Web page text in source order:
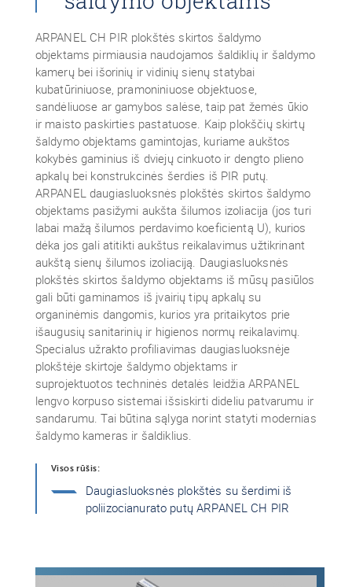
ARPANEL CH PIR plokštės skirtos šaldymo
objektams pirmiausia naudojamos šaldiklių ir šaldymo
kamerų bei išorinių ir vidinių sienų statybai
kubatūriniuose, pramoniniuose objektuose,
sandėliuose ar gamybos salėse, taip pat žemės ūkio
ir maisto paskirties pastatuose. Kaip plokščių skirtų
šaldymo objektams gamintojas, kuriame aukštos
kokybės gaminius iš dviejų cinkuoto ir dengto plieno
apkalų bei konstrukcinės šerdies iš PIR putų.
ARPANEL daugiasluoksnės plokštės skirtos šaldymo
objektams pasižymi aukšta šilumos izoliacija (jos turi
labai mažą šilumos perdavimo koeficientą U), kurios
dėka jos gali atitikti aukštus reikalavimus užtikrinant
aukštą sienų šilumos izoliaciją. Daugiasluoksnės
plokštės skirtos šaldymo objektams iš mūsų pasiūlos
gali būti gaminamos iš įvairių tipų apkalų su
organinėmis dangomis, kurios yra pritaikytos prie
išaugusių sanitarinių ir higienos normų reikalavimų.
Specialus užrakto profiliavimas daugiasluoksnėje
plokštėje skirtoje šaldymo objektams ir
suprojektuotos techninės detalės leidžia ARPANEL
lengvo korpuso sistemai išsiskirti dideliu patvarumu ir
sandarumu. Tai būtina sąlyga norint statyti modernias
šaldymo kameras ir šaldiklius.
Visos rūšis:
Daugiasluoksnės plokštės su šerdimi iš
poliizocianurato putų ARPANEL CH PIR